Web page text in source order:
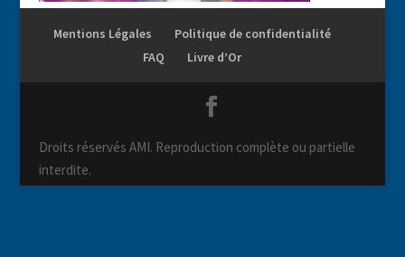
Mentions Légales
Politique de confidentialité
FAQ
Livre d’Or
Droits réservés AMI. Reproduction complète ou partielle
interdite.